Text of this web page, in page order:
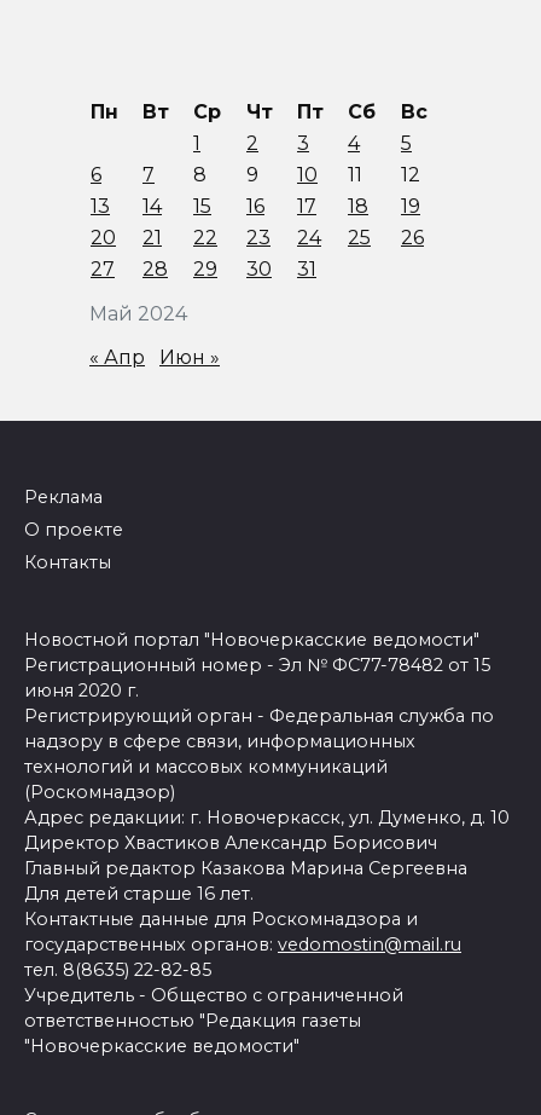
Май 2024
Пн Вт Ср Чт Пт Сб
Вс
1
2 3 4
5
6
7 8 9 10 11
12
13
14 15 16 17 18
19
20
21 22 23 24 25
26
27
28 29 30 31
« Апр Июн »
Реклама
О проекте
Контакты
Новостной портал "Новочеркасские ведомости"
Регистрационный номер - Эл № ФС77-78482 от 15
июня 2020 г.
Регистрирующий орган - Федеральная служба по
надзору в сфере связи, информационных
технологий и массовых коммуникаций
(Роскомнадзор)
Адрес редакции: г. Новочеркасск, ул. Думенко, д. 10
Директор Хвастиков Александр Борисович
Главный редактор Казакова Марина Сергеевна
Для детей старше 16 лет.
Контактные данные для Роскомнадзора и
государственных органов: vedomostin@mail.ru
тел. 8(8635) 22-82-85
Учредитель - Общество с ограниченной
ответственностью "Редакция газеты
"Новочеркасские ведомости"